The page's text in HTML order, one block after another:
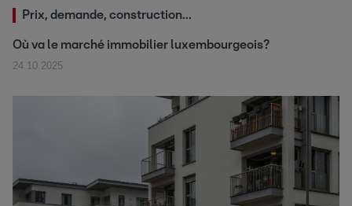
Prix, demande, construction...
Où va le marché immobilier luxembourgeois?
24.10.2025